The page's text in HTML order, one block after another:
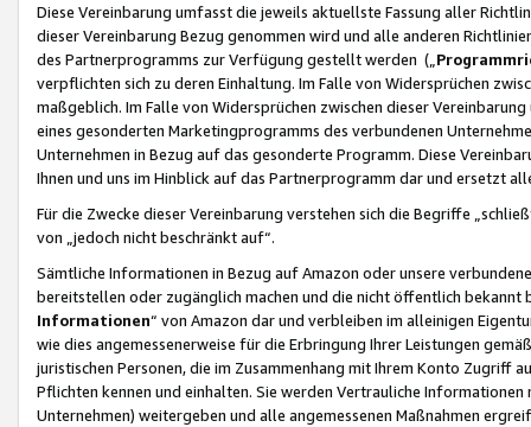
Diese Vereinbarung umfasst die jeweils aktuellste Fassung aller
dieser Vereinbarung Bezug genommen wird und alle anderen
des Partnerprogramms zur Verfügung gestellt werden („
verpflichten sich zu deren Einhaltung. Im Falle von Widersprüchen
maßgeblich. Im Falle von Widersprüchen zwischen dieser
eines gesonderten Marketingprogramms des verbundenen
Unternehmen in Bezug auf das gesonderte Programm. Diese
Ihnen und uns im Hinblick auf das Partnerprogramm dar und ersetzt
Für die Zwecke dieser Vereinbarung verstehen sich die Begriffe
von „jedoch nicht beschränkt auf“.
Sämtliche Informationen in Bezug auf Amazon oder unsere
bereitstellen oder zugänglich machen und die nicht öffentlich
Informationen“ von Amazon dar und verbleiben im alleinigen
wie dies angemessenerweise für die Erbringung Ihrer Leistungen
juristischen Personen, die im Zusammenhang mit Ihrem Konto
Pflichten kennen und einhalten. Sie werden Vertrauliche
Unternehmen) weitergeben und alle angemessenen Maßnahmen